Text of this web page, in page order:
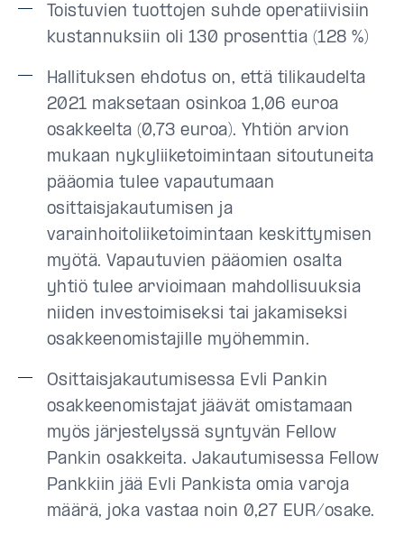
Toistuvien tuottojen suhde operatiivisiin
kustannuksiin oli 130 prosenttia (128 %)
Hallituksen ehdotus on, että tilikaudelta
2021 maksetaan osinkoa 1,06 euroa
osakkeelta (0,73 euroa). Yhtiön arvion
mukaan nykyliiketoimintaan sitoutuneita
pääomia tulee vapautumaan
osittaisjakautumisen ja
varainhoitoliiketoimintaan keskittymisen
myötä. Vapautuvien pääomien osalta
yhtiö tulee arvioimaan mahdollisuuksia
niiden investoimiseksi tai jakamiseksi
osakkeenomistajille myöhemmin.
Osittaisjakautumisessa Evli Pankin
osakkeenomistajat jäävät omistamaan
myös järjestelyssä syntyvän Fellow
Pankin osakkeita. Jakautumisessa Fellow
Pankkiin jää Evli Pankista omia varoja
määrä, joka vastaa noin 0,27 EUR/osake.